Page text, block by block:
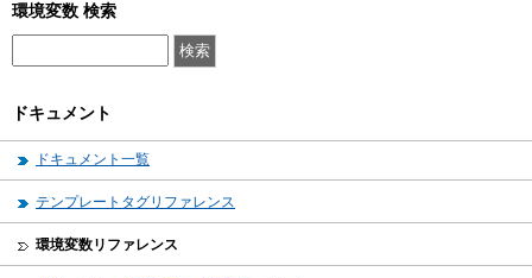
環境変数 検索
ドキュメント
ドキュメント一覧
テンプレートタグリファレンス
環境変数リファレンス